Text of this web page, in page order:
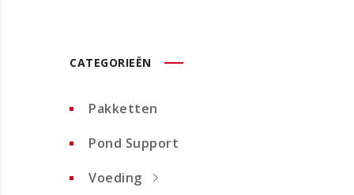
CATEGORIEËN
Pakketten
Pond Support
Voeding